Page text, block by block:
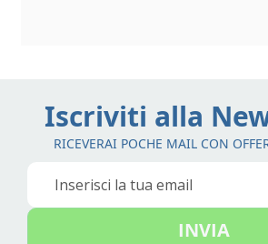
Iscriviti alla
RICEVERAI POCHE MAIL CON
Iscriviti
nostra
INVIA